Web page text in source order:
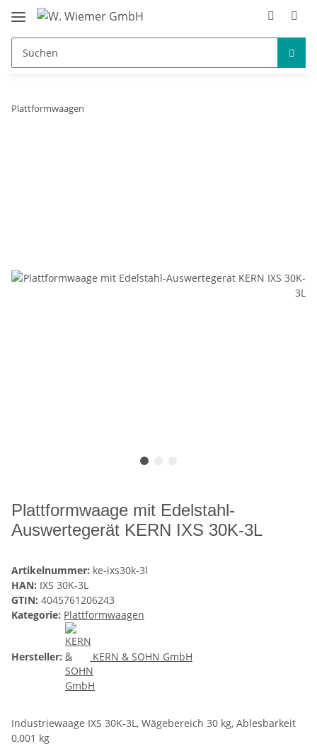
Plattformwaagen
Plattformwaage mit Edelstahl-
Auswertegerät KERN IXS 30K-3L
Artikelnummer: ke-ixs30k-3l
HAN: IXS 30K-3L
GTIN: 4045761206243
Kategorie: Plattformwaagen
Hersteller: KERN & SOHN GmbH
Industriewaage IXS 30K-3L, Wägebereich 30 kg, Ablesbarkeit
0,001 kg